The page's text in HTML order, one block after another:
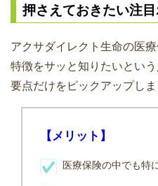
押さえておきたい注目
アクサダイレクト生命の医
特徴をサッと知りたいとい
要点だけをピックアップしま
【メリット】
医療保険の中でも特